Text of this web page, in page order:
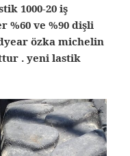
1000-20 iş
ve %90 dişli
özka michelin
. yeni lastik